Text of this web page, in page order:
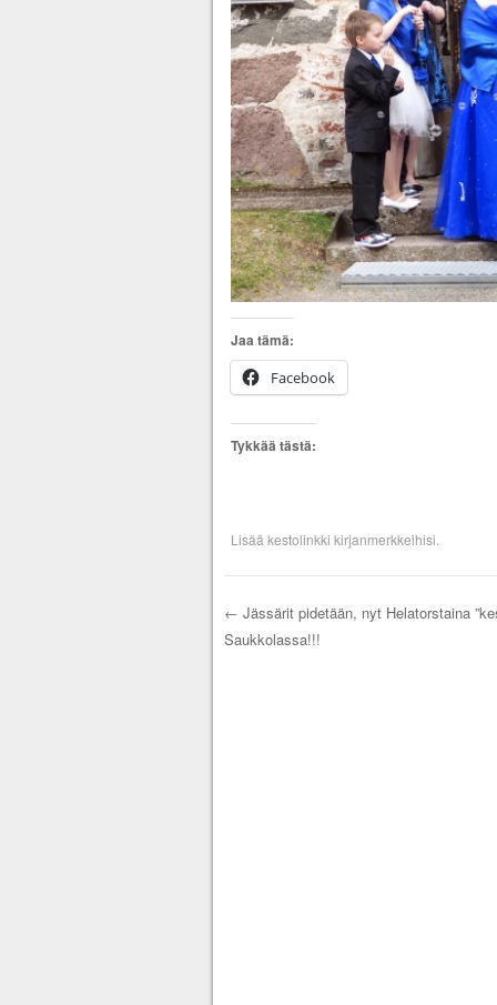
Jaa tämä:
Facebook
Tykkää tästä:
Lisää kestolinkki kirjanmerkkeihisi.
Artikkelien
← Jässärit pidetään, nyt Helatorstaina
Saukkolassa!!!